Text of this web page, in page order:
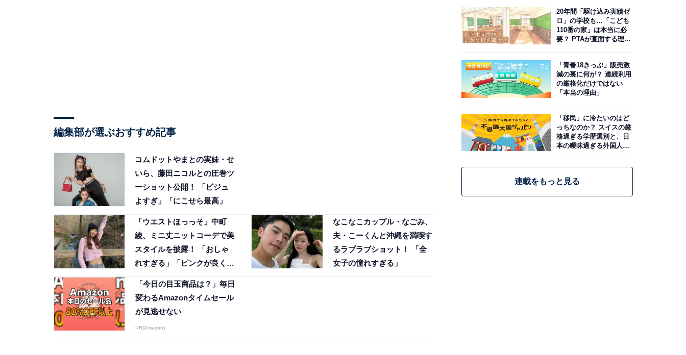
編集部が選ぶおすすめ記事
コムドットやまとの実妹・せ
いら、藤田ニコルとの圧巻ツ
ーショット公開！ 「ビジュ
よすぎ」「にこせら最高」
「ウエストほっっそ」中町
綾、ミニ丈ニットコーデで美
スタイルを披露！ 「おしゃ
れすぎる」「ピンクが良く似
なこなこカップル・なごみ、
夫・こーくんと沖縄を満喫す
るラブラブショット！ 「全
女子の憧れすぎる」
「今日の目玉商品は？」毎日
変わるAmazonタイムセール
が見逃せない
PR(Amazon)
20年間「駆け込み実績ゼ
ロ」の学校も…「こども
110番の家」は本当に必
要？ PTAが直面する理想
「青春18きっぷ」販売激
減の裏に何が？ 連続利用
の厳格化だけではない
「本当の理由」
「移民」に冷たいのはど
っちなのか？ スイスの厳
格過ぎる学歴選別と、日
本の曖昧過ぎる外国人政
連載をもっと見る